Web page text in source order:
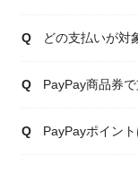
どの支払いが対
PayPay商品券
PayPayポイン